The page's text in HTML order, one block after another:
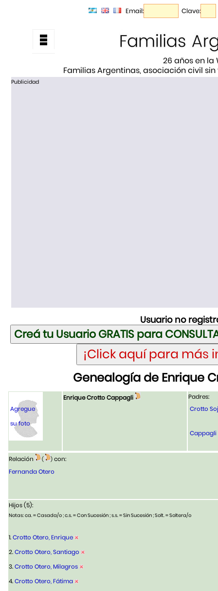
Email: Clave:
26 años en la
Familias Argentinas, asociación civil
Publicidad
Usuario no
Genealogía de Enrique
Agregue
su foto
Enrique Crotto Cappagli
Padres:
Crotto
Cappagli
Relación ( ) con:
Fernanda Otero
Hijos (5):
Notas: ca. = Casada/o ; c.s. = Con Sucesión ; s.s. = Sin Sucesión ; Solt. = Soltera/o
1.Crotto Otero, Enrique
2.Crotto Otero, Santiago
3.Crotto Otero, Milagros
4.Crotto Otero, Fátima